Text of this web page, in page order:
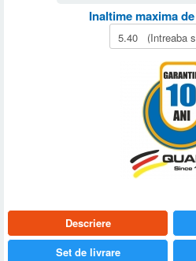
Inaltime maxima
Descriere
Set de livrare